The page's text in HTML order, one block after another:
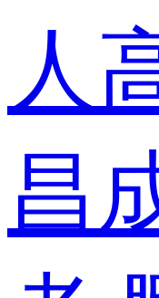
人
昌